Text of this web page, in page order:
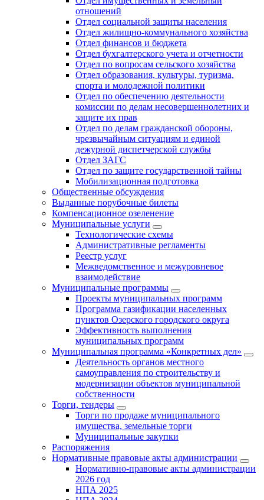
отношений
Отдел социальной защиты населения
Отдел жилищно-коммунального хозяйства
Отдел финансов и бюджета
Отдел бухгалтерского учета и отчетности
Отдел по вопросам сельского хозяйства
Отдел образования, культуры, туризма,
спорта и молодежной политики
Отдел по обеспечению деятельности
комиссии по делам несовершеннолетних и
защите их прав
Отдел по делам гражданской обороны,
чрезвычайным ситуациям и единой
дежурной диспетчерской службы
Отдел ЗАГС
Отдел по защите государственной тайны
Мобилизационная подготовка
Общественные обсуждения
Выданные порубочные билеты
Компенсационное озеленение
Муниципальные услуги
Технологические схемы
Административные регламенты
Реестр услуг
Межведомственное и межуровневое
взаимодействие
Муниципальные программы
Проекты муниципальных программ
Программа газификации населенных
пунктов Озерского городского округа
Эффективность выполнения
муниципальных программ
Муниципальная программа «Конкретных дел»
Деятельность органов местного
самоуправления по строительству и
модернизации объектов муниципальной
собственности
Торги, тендеры
Торги по продаже муниципального
имущества, земельные торги
Муниципальные закупки
Распоряжения
Нормативные правовые акты администрации
Нормативно-правовые акты администрации
2026 год
НПА 2025